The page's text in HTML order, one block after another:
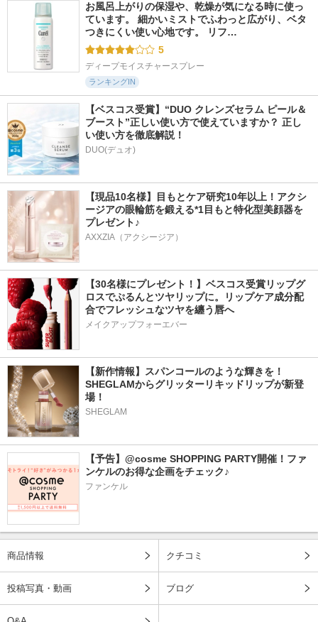
お風呂上がりの保湿や、乾燥が気になる時に使っ
ています。 細かいミストでふわっと広がり、ベタ
つきにくい使い心地です。 リフ…
5
ディープモイスチャースプレー
ランキングIN
【ベスコス受賞】“DUO クレンズセラム ピール＆
ブースト”正しい使い方で使えていますか？ 正し
い使い方を徹底解説！
DUO(デュオ)
【現品10名様】目もとケア研究10年以上！アクシ
ージアの眼輪筋を鍛える*1目もと特化型美顔器を
プレゼント♪
AXXZIA（アクシージア）
【30名様にプレゼント！】ベスコス受賞リップグ
ロスでぷるんとツヤリップに。リップケア成分配
合でフレッシュなツヤを纏う唇へ
メイクアップフォーエバー
【新作情報】スパンコールのような輝きを！
SHEGLAMからグリッターリキッドリップが新登
場！
SHEGLAM
【予告】@cosme SHOPPING PARTY開催！ファ
ンケルのお得な企画をチェック♪
ファンケル
商品情報 クチコミ
投稿写真・動画 ブログ